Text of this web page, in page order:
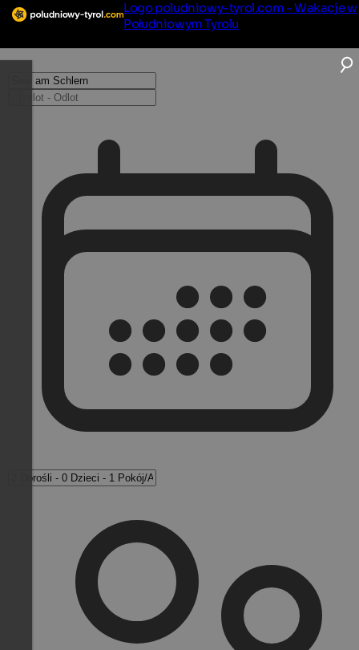
Logo poludniowy-tyrol.com - Wakacje w
Południowym Tyrolu